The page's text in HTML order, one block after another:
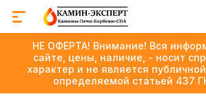
НЕ ОФЕРТА! Внимание! Вся
сайте, цены, наличие, - носит
характер и не является
определяемой статьей 437